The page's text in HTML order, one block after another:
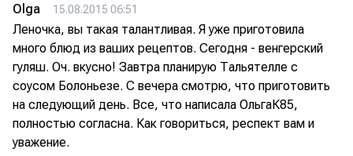
Olga 15.08.2015 06:51
Леночка, вы такая талантливая. Я уже приготовила
много блюд из ваших рецептов. Сегодня - венгерский
гуляш. Оч. вкусно! Завтра планирую Тальятелле с
соусом Болоньезе. С вечера смотрю, что приготовить
на следующий день. Все, что написала ОльгаК85,
полностью согласна. Как говориться, респект вам и
уважение.